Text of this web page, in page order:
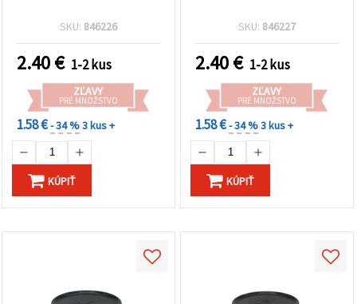
SKU: 846226
2.40€ 1-2 kus
ZĽAVY
PRE MNOŽSTVO
1.58 €- 34 %3 kus +
KÚPIŤ
SKU: 846227
2.40€ 1-2 kus
ZĽAVY
PRE MNOŽSTVO
1.58 €- 34 %3 kus +
KÚPIŤ